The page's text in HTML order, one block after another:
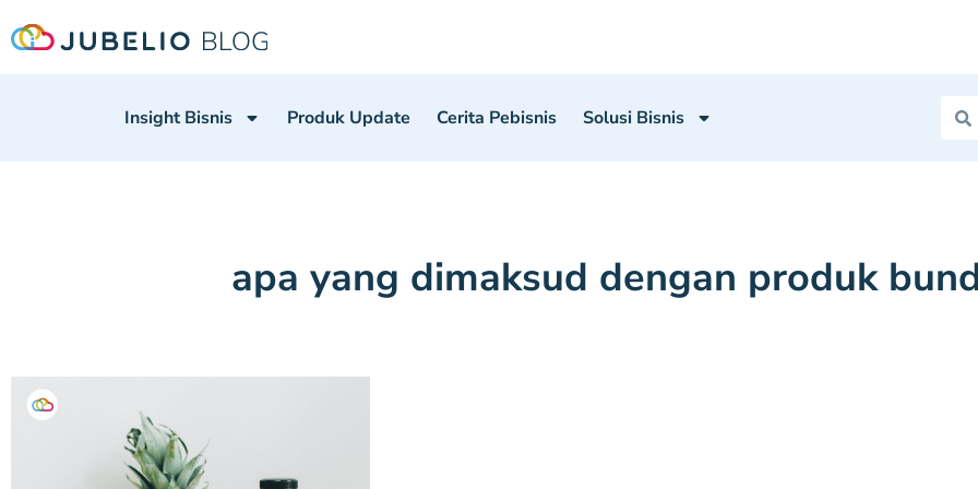
Insight Bisnis Produk Update Cerita Pebisnis Solusi Bisnis
apa yang dimaksud dengan produk